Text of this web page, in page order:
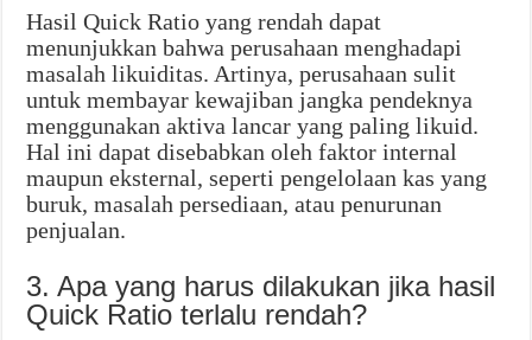
Hasil Quick Ratio yang rendah dapat
menunjukkan bahwa perusahaan menghadapi
masalah likuiditas. Artinya, perusahaan sulit
untuk membayar kewajiban jangka pendeknya
menggunakan aktiva lancar yang paling likuid.
Hal ini dapat disebabkan oleh faktor internal
maupun eksternal, seperti pengelolaan kas yang
buruk, masalah persediaan, atau penurunan
penjualan.
3. Apa yang harus dilakukan jika hasil
Quick Ratio terlalu rendah?